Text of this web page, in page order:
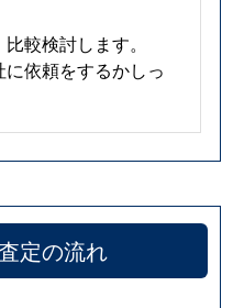
較検討します。
依頼をするかしっ
定の流れ